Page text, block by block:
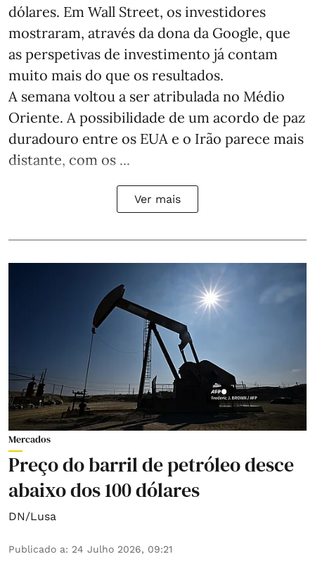
dólares. Em Wall Street, os investidores
mostraram, através da dona da Google, que
as perspetivas de investimento já contam
muito mais do que os resultados.
A semana voltou a ser atribulada no Médio
Oriente. A possibilidade de um acordo de paz
duradouro entre os EUA e o Irão parece mais
distante, com os ...
Ver mais
Mercados
Preço do barril de petróleo desce
abaixo dos 100 dólares
DN/Lusa
Publicado a: 24 Julho 2026, 09:21